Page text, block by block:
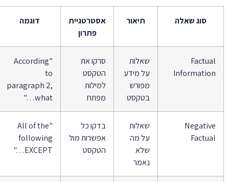
סוג שאלה תיאור
אסטרטגיית
פתרון
דוגמה
Factual
Information
שאלות
על מידע
מפורש
בטקסט
סרקו את
הטקסט
למילות
מפתח
"According
to
paragraph 2,
what…"
Negative
Factual
שאלות
על מה
שלא
נאמר
בדקו כל
אפשרות מול
הטקסט
"All of the
following
EXCEPT…"